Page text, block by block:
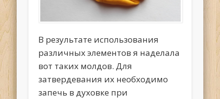
В результате использования
различных элементов я наделала
вот таких молдов. Для
затвердевания их необходимо
запечь в духовке при